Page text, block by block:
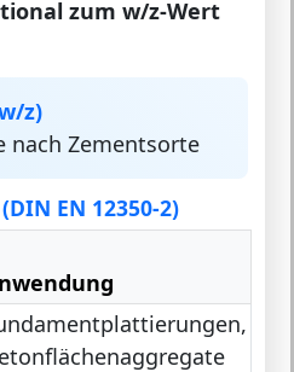
zum w/z-Wert
z)
nach Zementsorte
EN 12350-2)